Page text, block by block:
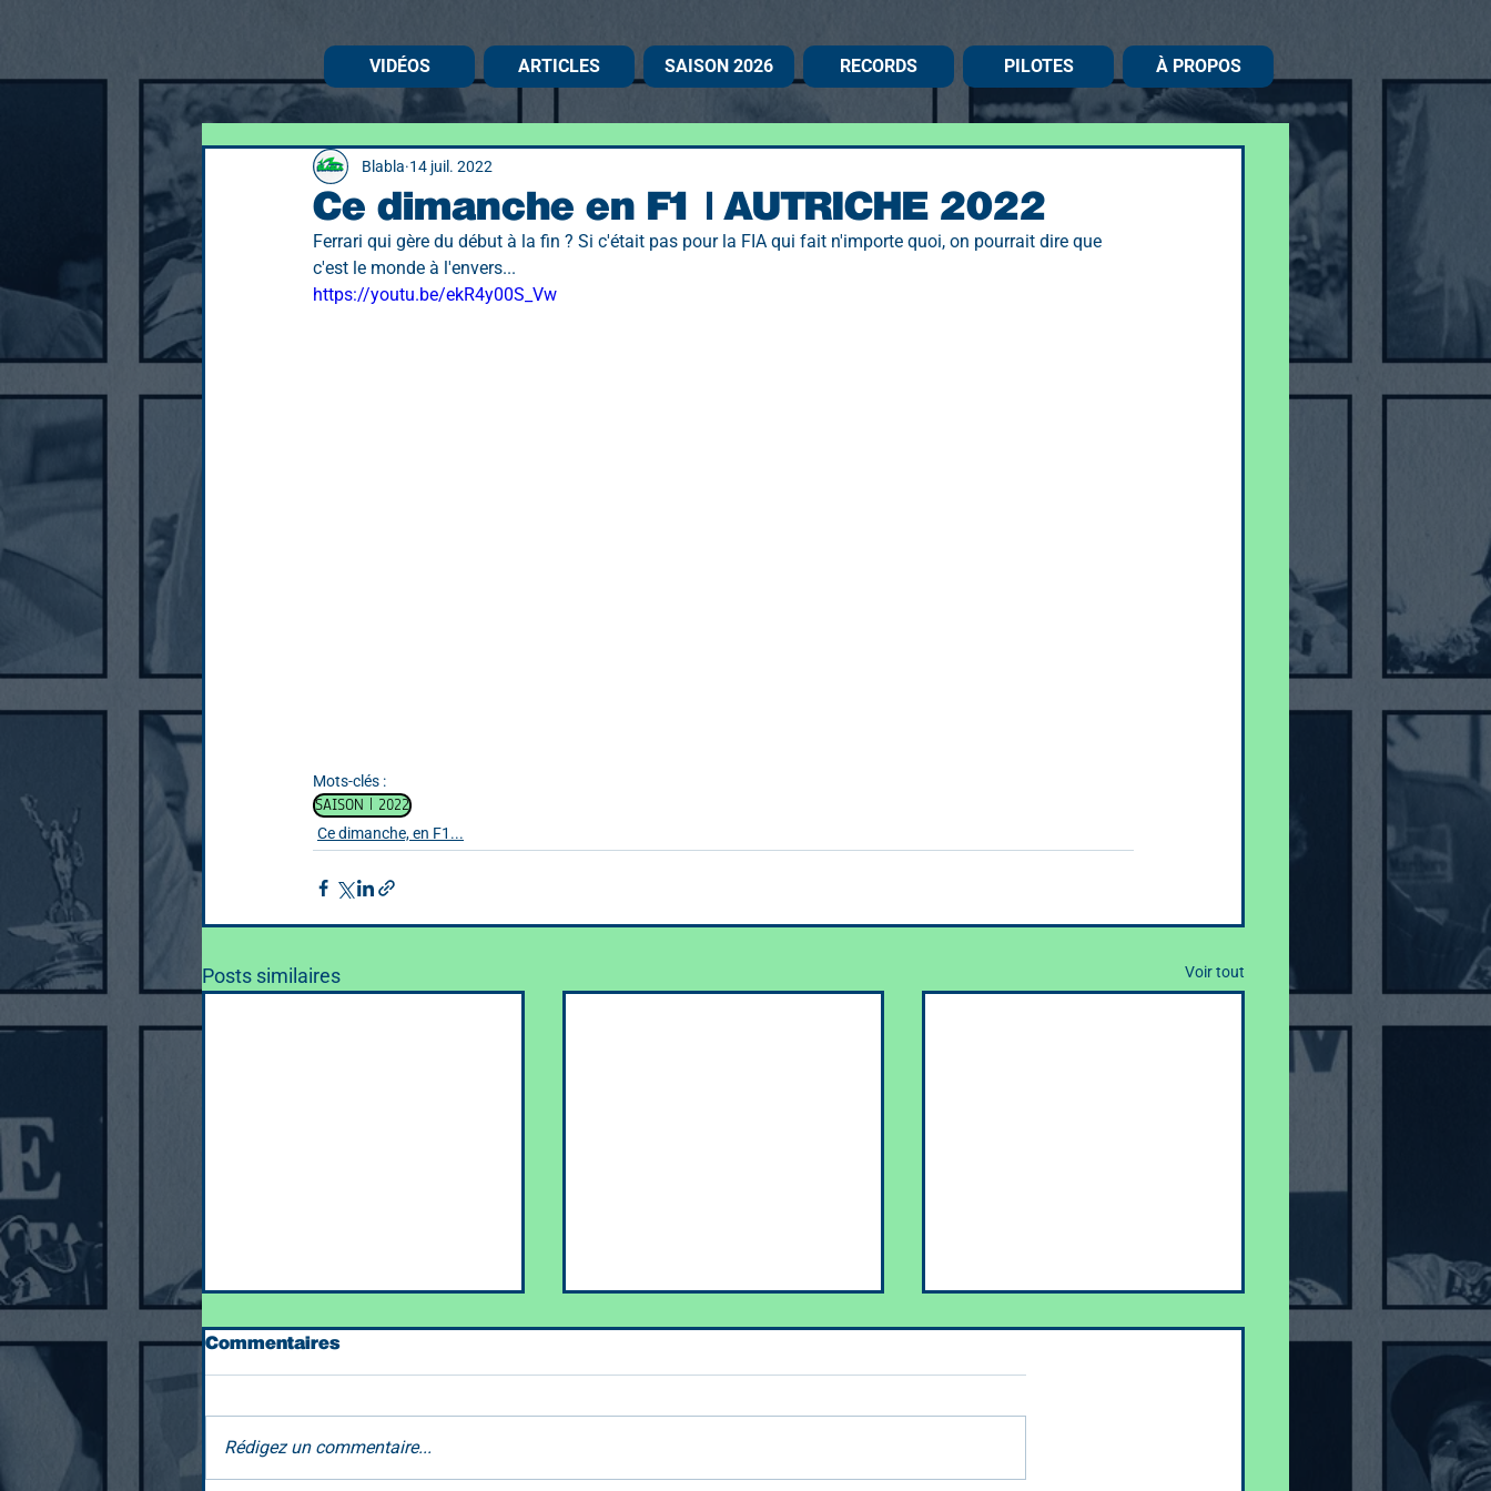
VIDÉOS ARTICLES SAISON 2026 RECORDS PILOTES À PROPOS
Ce dimanche en F1 | AUTRICHE 2022
Blabla 14 juil. 2022
Ferrari qui gère du début à la fin ? Si c'était pas pour la FIA qui fait n'importe quoi, on pourrait dire que
c'est le monde à l'envers...
https://youtu.be/ekR4y00S_Vw
Mots-clés :
SAISON | 2022
Ce dimanche, en F1...
Posts similaires Voir tout
Commentaires
Rédigez un commentaire...